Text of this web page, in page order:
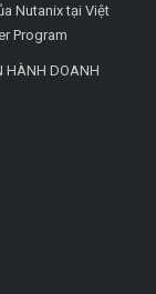
Nutanix tại Việt
Program
HÀNH DOANH